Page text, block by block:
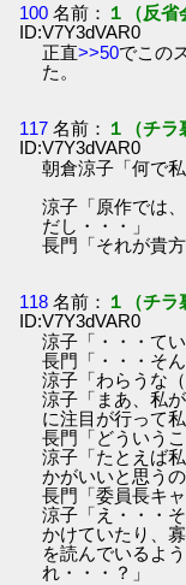
100 名前： １（反省
ID:V7Y3dVAR0
正直>>50でこの
た。
117 名前： １（チラ
ID:V7Y3dVAR0
朝倉涼子「何で
涼子「原作では
だし・・・」
長門「それが貴
118 名前： １（チラ
ID:V7Y3dVAR0
涼子「・・・て
長門「・・・そ
涼子「わらうな（
涼子「まあ、私
に注目が行って
長門「どういうこ
涼子「たとえば
かがいいと思うの
長門「委員長キ
涼子「え・・・
かけていたり、
を読んでいるよ
れ・・・？」